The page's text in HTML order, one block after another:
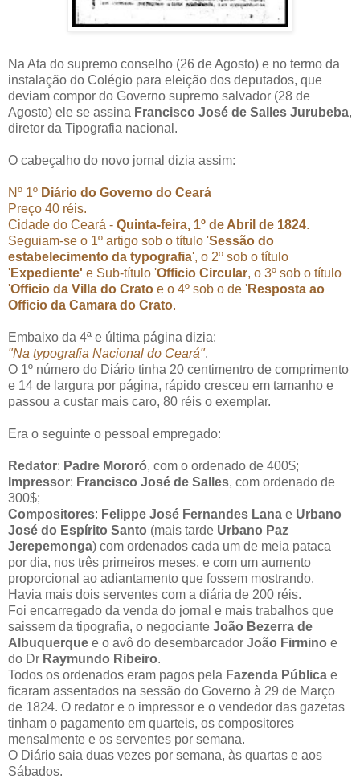
Na Ata do supremo conselho (26 de Agosto) e no termo da
instalação do Colégio para eleição dos deputados, que
deviam compor do Governo supremo salvador (28 de
Agosto) ele se assina Francisco José de Salles Jurubeba,
diretor da Tipografia nacional.
O cabeçalho do novo jornal dizia assim:
Nº 1º Diário do Governo do Ceará
Preço 40 réis.
Cidade do Ceará - Quinta-feira, 1º de Abril de 1824.
Seguiam-se o 1º artigo sob o título 'Sessão do
estabelecimento da typografia', o 2º sob o título
'Expediente' e Sub-título 'Officio Circular, o 3º sob o título
'Officio da Villa do Crato e o 4º sob o de 'Resposta ao
Officio da Camara do Crato.
Embaixo da 4ª e última página dizia:
"Na typografia Nacional do Ceará".
O 1º número do Diário tinha 20 centimentro de comprimento
e 14 de largura por página, rápido cresceu em tamanho e
passou a custar mais caro, 80 réis o exemplar.
Era o seguinte o pessoal empregado:
Redator: Padre Mororó, com o ordenado de 400$;
Impressor: Francisco José de Salles, com ordenado de
300$;
Compositores: Felippe José Fernandes Lana e Urbano
José do Espírito Santo (mais tarde Urbano Paz
Jerepemonga) com ordenados cada um de meia pataca
por dia, nos três primeiros meses, e com um aumento
proporcional ao adiantamento que fossem mostrando.
Havia mais dois serventes com a diária de 200 réis.
Foi encarregado da venda do jornal e mais trabalhos que
saissem da tipografia, o negociante João Bezerra de
Albuquerque e o avô do desembarcador João Firmino e
do Dr Raymundo Ribeiro.
Todos os ordenados eram pagos pela Fazenda Pública e
ficaram assentados na sessão do Governo à 29 de Março
de 1824. O redator e o impressor e o vendedor das gazetas
tinham o pagamento em quarteis, os compositores
mensalmente e os serventes por semana.
O Diário saia duas vezes por semana, às quartas e aos
Sábados.